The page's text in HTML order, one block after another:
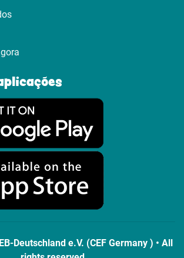
Deutschland e.V. (CEF Germany ) • All